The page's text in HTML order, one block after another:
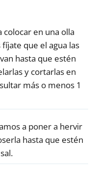
colocar en una olla
que el agua las
hasta que estén
y cortarlas en
más o menos 1
a poner a hervir
hasta que estén